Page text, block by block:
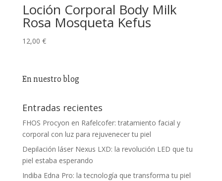
Loción Corporal Body Milk
Rosa Mosqueta Kefus
12,00 €
En nuestro blog
Entradas recientes
FHOS Procyon en Rafelcofer: tratamiento facial y
corporal con luz para rejuvenecer tu piel
Depilación láser Nexus LXD: la revolución LED que tu
piel estaba esperando
Indiba Edna Pro: la tecnología que transforma tu piel